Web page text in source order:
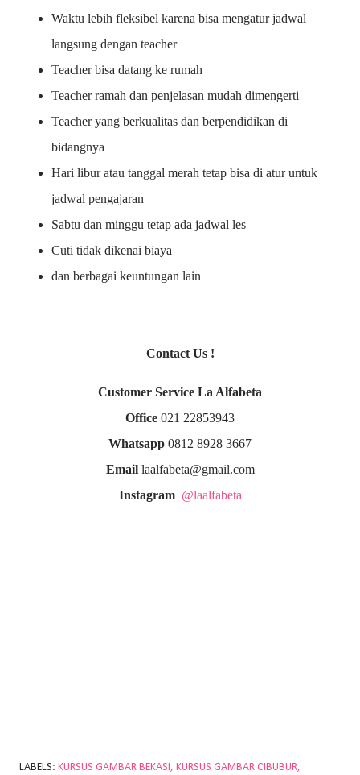
Waktu lebih fleksibel karena bisa mengatur jadwal
langsung dengan teacher
Teacher bisa datang ke rumah
Teacher ramah dan penjelasan mudah dimengerti
Teacher yang berkualitas dan berpendidikan di
bidangnya
Hari libur atau tanggal merah tetap bisa di atur untuk
jadwal pengajaran
Sabtu dan minggu tetap ada jadwal les
Cuti tidak dikenai biaya
dan berbagai keuntungan lain
Contact Us !
Customer Service La Alfabeta
Office 021 22853943
Whatsapp 0812 8928 3667
Emaillaalfabeta@gmail.com
Instagram @laalfabeta
LABELS: KURSUS GAMBAR BEKASI KURSUS GAMBAR CIBUBUR